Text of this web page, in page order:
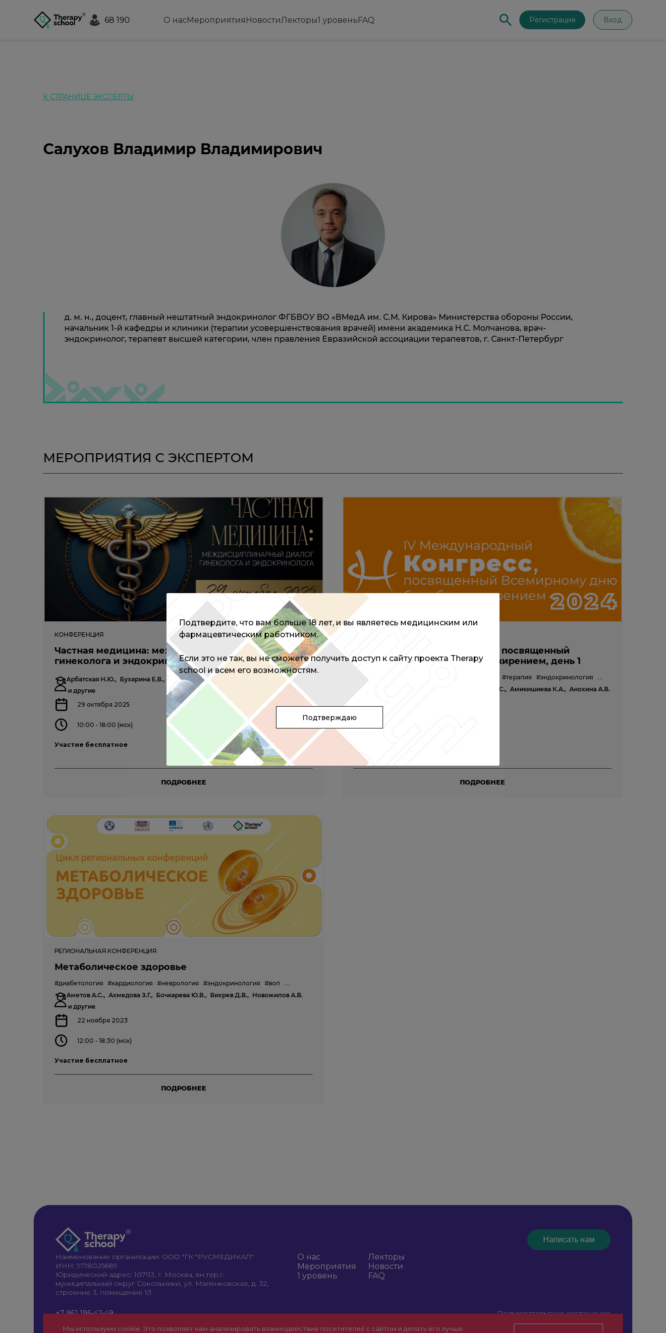
68 190 О насМероприятия НовостиЛекторы1 уровеньFAQ Регистрация Вход
К СТРАНИЦЕ ЭКСПЕРТЫ
Салухов Владимир Владимирович
д. м. н., доцент, главный нештатный эндокринолог ФГБВОУ ВО «ВМедА им. С.М. Кирова» Министерства обороны России,
начальник 1-й кафедры и клиники (терапии усовершенствования врачей) имени академика Н.С. Молчанова, врач-
эндокринолог, терапевт высшей категории, член правления Евразийской ассоциации терапевтов, г. Санкт-Петербург
МЕРОПРИЯТИЯ С ЭКСПЕРТОМ
КОНФЕРЕНЦИЯ
Частная медицина: междисциплинарный диалог
гинеколога и эндокринолога
Арбатская Н.Ю., Бухарина Е.В., Джобава Э.М.,
Кнышева И.Г.
и другие
29 октября 2025
10:00 - 18:00 (мск)
Участие бесплатное
ПОДРОБНЕЕ
IV Международный Конгресс, посвященный
Всемирному дню борьбы с ожирением, день 1
#диетология #терапия #эндокринология
#педиатрия
Аметов А.С., Амикишиева К.А., Анохина А.В.
Участие бесплатное
ПОДРОБНЕЕ
РЕГИОНАЛЬНАЯ КОНФЕРЕНЦИЯ
Метаболическое здоровье
#диабетология #кардиология #неврология #эндокринология #воп #терапия
Аметов А.С., Ахмедова З.Г., Бочкарева Ю.В., Вихрев Д.В., Новожилов А.В.
и другие
22 ноября 2023
12:00 - 18:30 (мск)
Участие бесплатное
ПОДРОБНЕЕ
Написать нам
Наименование организации: ООО "ГК "РУСМЕДИКАЛ"
ИНН: 9718025689
Юридический адрес: 107113, г. Москва, вн.тер.г.
муниципальный округ Сокольники, ул. Маленковская, д. 32,
строение 3, помещение 1/1
+7 961 196-42-49
О нас
Мероприятия
1 уровень
Лекторы
Новости
FAQ
Пользовательское соглашение
Сайт для специалистов здравоохранения (18+)
Мы используем cookie. Это позволяет нам анализировать взаимодействие посетителей с сайтом и делать его лучше.
Подтвердите, что вам больше 18 лет, и вы являетесь медицинским или
фармацевтическим работником.
Если это не так, вы не сможете получить доступ к сайту проекта Therapy
school и всем его возможностям.
Подтверждаю